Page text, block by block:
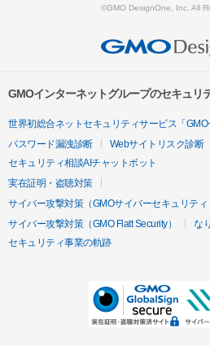
©GMO DesignOne, Inc. All
GMOインターネットグループのセキュリ
世界初総合ネットセキュリティサービス「GMO
パスワード漏洩診断
Webサイトリスク診断
セキュリティ相談AIチャットボット
実在証明・盗聴対策
サイバー攻撃対策（GMOサイバーセキュリティ
サイバー攻撃対策（GMO Flatt Security）
な
セキュリティ事業の軌跡